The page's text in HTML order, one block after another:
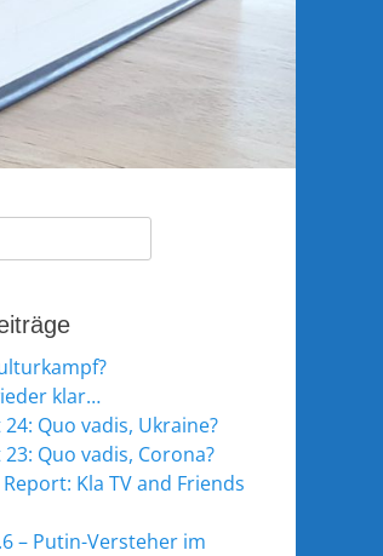
klar…
Quo vadis, Ukraine?
Quo vadis, Corona?
Report: Kla TV and Friends
– Putin-Versteher im